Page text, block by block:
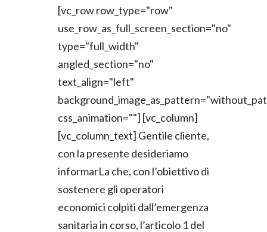
[vc_row row_type="row"
use_row_as_full_screen_section="no"
type="full_width"
angled_section="no"
text_align="left"
css_animation=""] [vc_column]
[vc_column_text] Gentile cliente,
con la presente desideriamo
informarLa che, con l’obiettivo di
sostenere gli operatori
economici colpiti dall’emergenza
sanitaria in corso, l’articolo 1 del